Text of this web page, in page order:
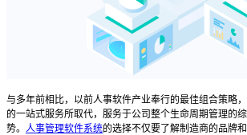
与多年前相比，以前人事软件产业奉行的最佳组合策略
的一站式服务所取代，服务于公司整个生命周期管理的
势。 人事管理软件系统的选择不仅要了解制造商的品牌